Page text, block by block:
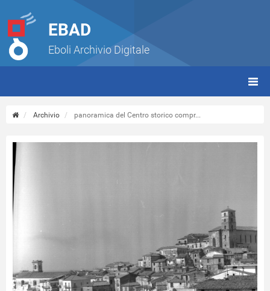
EBAD
Eboli Archivio Digitale
Archivio panoramica del Centro storico compr...